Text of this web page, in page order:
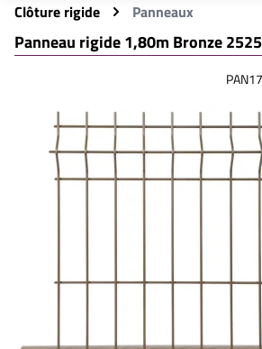
Clôture rigide
Panneaux
Panneau rigide 1,80m Bronze 2525